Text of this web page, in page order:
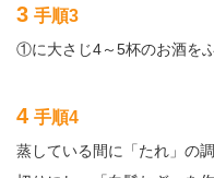
3 手順3
①に大さじ4～5杯のお酒を
4 手順4
蒸している間に「たれ」の